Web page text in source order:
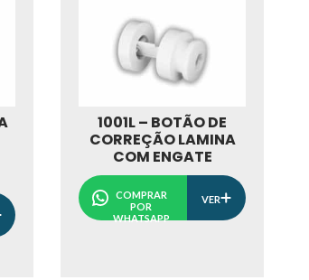
1001L – BOTÃO DE
CORREÇÃO LAMINA
COM ENGATE
COMPRAR
POR
WHATSAPP
VER